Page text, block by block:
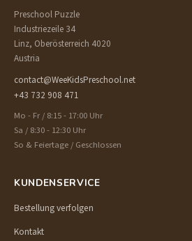
Preschool Puzzle
Industriezeile 34
Linz, Oberösterreich 4020
Austria
contact@WeeKidsPreschool.net
+43 732 908 471
Mo - Fr / 8:15 - 17:00 Uhr
Sa / 8:30 - 12:30 Uhr
So & Feiertage / Geschlossen
KUNDENSERVICE
Bestellung verfolgen
Kontakt